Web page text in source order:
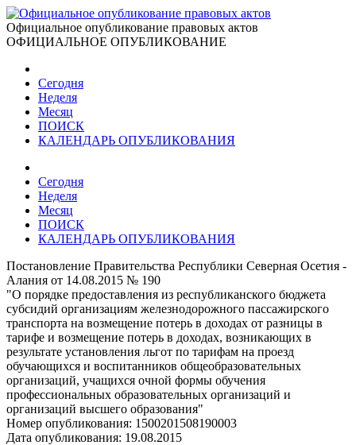
Официальное опубликование правовых актов
ОФИЦИАЛЬНОЕ ОПУБЛИКОВАНИЕ
Сегодня
Неделя
Месяц
ПОИСК
КАЛЕНДАРЬ ОПУБЛИКОВАНИЯ
Сегодня
Неделя
Месяц
ПОИСК
КАЛЕНДАРЬ ОПУБЛИКОВАНИЯ
Постановление Правительства Республики Северная Осетия -
Алания от 14.08.2015 № 190
"О порядке предоставления из республиканского бюджета
субсидий организациям железнодорожного пассажирского
транспорта на возмещение потерь в доходах от разницы в
тарифе и возмещение потерь в доходах, возникающих в
результате установления льгот по тарифам на проезд
обучающихся и воспитанников общеобразовательных
организаций, учащихся очной формы обучения
профессиональных образовательных организаций и
организаций высшего образования"
Номер опубликования: 1500201508190003
Дата опубликования: 19.08.2015